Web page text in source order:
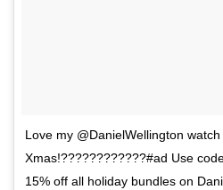
Love my @DanielWellington
Xmas!????????????#ad Use
15% off all holiday bundles on